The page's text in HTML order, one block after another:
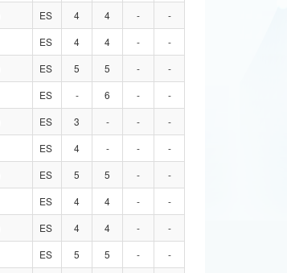
ES 4 4 -
-
ES 4 4 -
-
ES 5 5 -
-
ES - 6 -
-
ES 3 - -
-
ES 4 - -
-
ES 5 5 -
-
ES 4 4 -
-
ES 4 4 -
-
ES 5 5 -
-